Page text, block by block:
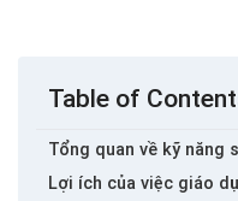
Table of
Tổng quan về kỹ năng
Lợi ích của việc giáo